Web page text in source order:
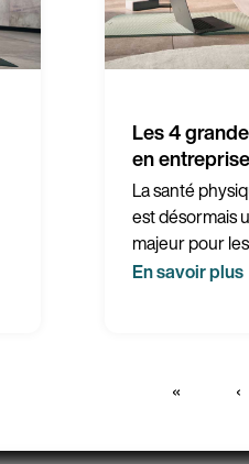
Les 4
en
La santé
est désormais
majeur pour
à la montée
prévention
collective et
En savoir plus
Première
« ‹